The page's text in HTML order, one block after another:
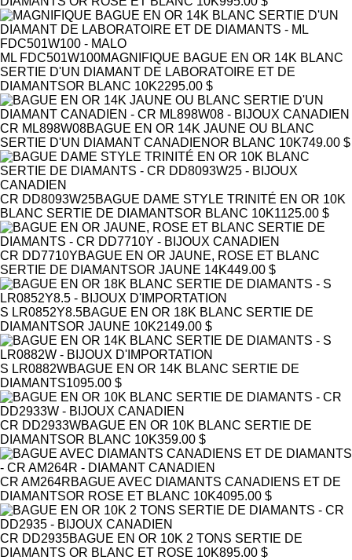
ML FDC501W100MAGNIFIQUE BAGUE EN OR 14K BLANC
SERTIE D'UN DIAMANT DE LABORATOIRE ET DE
DIAMANTSOR BLANC 10K2295.00 $
CR ML898W08BAGUE EN OR 14K JAUNE OU BLANC
SERTIE D'UN DIAMANT CANADIENOR BLANC 10K749.00 $
CR DD8093W25BAGUE DAME STYLE TRINITÉ EN OR 10K
BLANC SERTIE DE DIAMANTSOR BLANC 10K1125.00 $
CR DD7710YBAGUE EN OR JAUNE, ROSE ET BLANC
SERTIE DE DIAMANTSOR JAUNE 14K449.00 $
S LR0852Y8.5BAGUE EN OR 18K BLANC SERTIE DE
DIAMANTSOR JAUNE 10K2149.00 $
S LR0882WBAGUE EN OR 14K BLANC SERTIE DE
DIAMANTS1095.00 $
CR DD2933WBAGUE EN OR 10K BLANC SERTIE DE
DIAMANTSOR BLANC 10K359.00 $
CR AM264RBAGUE AVEC DIAMANTS CANADIENS ET DE
DIAMANTSOR ROSE ET BLANC 10K4095.00 $
CR DD2935BAGUE EN OR 10K 2 TONS SERTIE DE
DIAMANTS OR BLANC ET ROSE 10K895.00 $